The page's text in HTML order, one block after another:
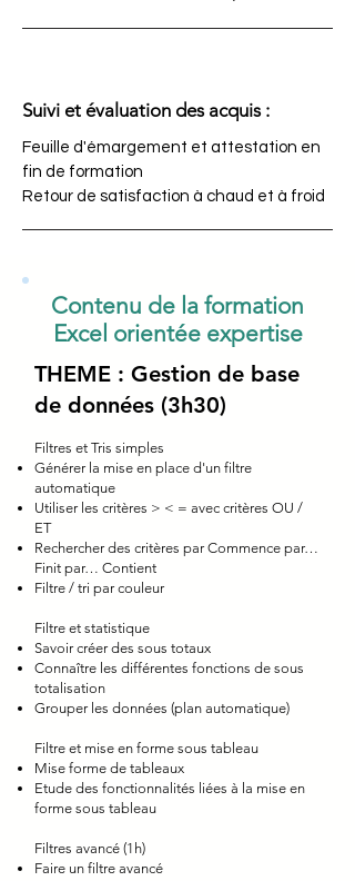
Suivi et évaluation des acquis :
Feuille d'émargement et attestation en
fin de formation
Retour de satisfaction à chaud et à froid
Contenu de la formation
Excel orientée expertise
THEME : Gestion de base
de données (3h30)
Filtres et Tris simples
Générer la mise en place d'un filtre
automatique
Utiliser les critères > < = avec critères OU /
ET
Rechercher des critères par Commence par…
Finit par… Contient
Filtre / tri par couleur
Filtre et statistique
Savoir créer des sous totaux
Connaître les différentes fonctions de sous
totalisation
Grouper les données (plan automatique)
Filtre et mise en forme sous tableau
Mise forme de tableaux
Etude des fonctionnalités liées à la mise en
forme sous tableau
Filtres avancé (1h)
Faire un filtre avancé